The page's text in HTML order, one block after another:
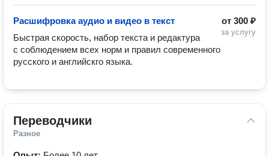
от 300 ₽
за услугу
Расшифровка аудио и видео в текст
Быстрая скорость, набор текста и редактура
с соблюдением всех норм и правил современного
русского и английскго языка.
Переводчики
Разное